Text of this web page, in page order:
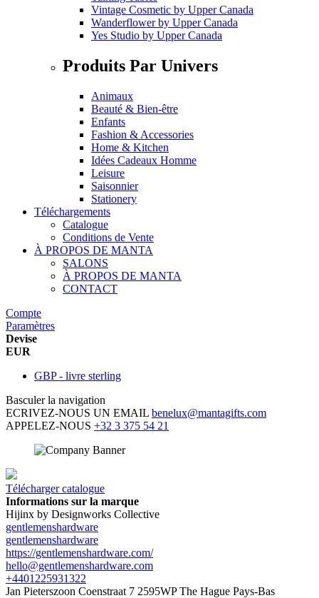
Vintage Cosmetic by Upper Canada
Wanderflowerby Upper Canada
Yes Studio by Upper Canada
Produits Par Univers
Animaux
Beauté & Bien-être
Enfants
Fashion & Accessories
Home & Kitchen
Idées Cadeaux Homme
Leisure
Saisonnier
Stationery
Téléchargements
Catalogue
Conditions de Vente
À PROPOS DE MANTA
SALONS
À PROPOS DE MANTA
CONTACT
Compte
Paramètres
Devise
EUR
GBP - livre sterling
Basculer la navigation
ECRIVEZ-NOUS UN EMAIL benelux@mantagifts.com
APPELEZ-NOUS +32 3 375 54 21
Télécharger catalogue
Informations sur la marque
Hijinx by Designworks Collective
gentlemenshardware
gentlemenshardware
https://gentlemenshardware.com/
hello@gentlemenshardware.com
+4401225931322
Jan Pieterszoon Coenstraat 7 2595WP The Hague Pays-Bas